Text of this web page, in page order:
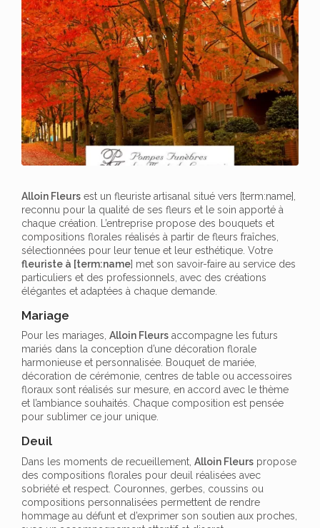
Alloin Fleurs est un fleuriste artisanal situé vers [term:name],
reconnu pour la qualité de ses fleurs et le soin apporté à
chaque création. L’entreprise propose des bouquets et
compositions florales réalisés à partir de fleurs fraîches,
sélectionnées pour leur tenue et leur esthétique. Votre
fleuriste à [term:name] met son savoir-faire au service des
particuliers et des professionnels, avec des créations
élégantes et adaptées à chaque demande.
Mariage
Pour les mariages, Alloin Fleurs accompagne les futurs
mariés dans la conception d’une décoration florale
harmonieuse et personnalisée. Bouquet de mariée,
décoration de cérémonie, centres de table ou accessoires
floraux sont réalisés sur mesure, en accord avec le thème
et l’ambiance souhaités. Chaque composition est pensée
pour sublimer ce jour unique.
Deuil
Dans les moments de recueillement, Alloin Fleurs propose
des compositions florales pour deuil réalisées avec
sobriété et respect. Couronnes, gerbes, coussins ou
compositions personnalisées permettent de rendre
hommage au défunt et d’exprimer son soutien aux proches,